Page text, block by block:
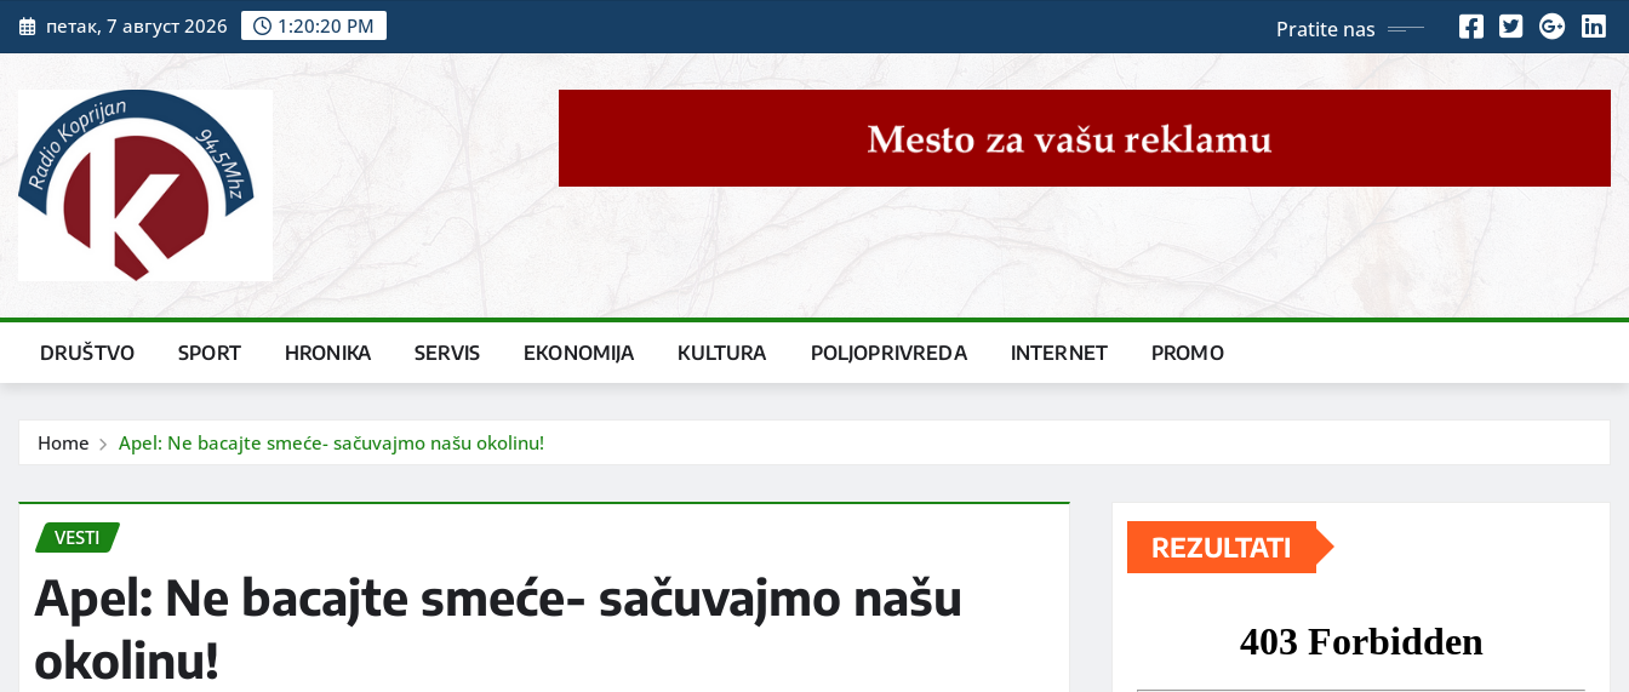
Skip
to
петак, 7 август 2026 1:20:22 PM Pratite nas
DRUŠTVO SPORT HRONIKA SERVIS EKONOMIJA KULTURA POLJOPRIVREDA INTERNET PROMO
Home Apel: Ne bacajte smeće- sačuvajmo našu okolinu!
VESTI
Apel: Ne bacajte smeće- sačuvajmo našu
okolinu!
REZULTATI